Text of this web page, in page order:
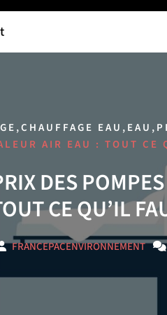
,CHAUFFAGE EAU ,EAU ,
AIR EAU : TOUT CE
DES
CE QU’IL
FRANCEPACENVIRONNEMENT